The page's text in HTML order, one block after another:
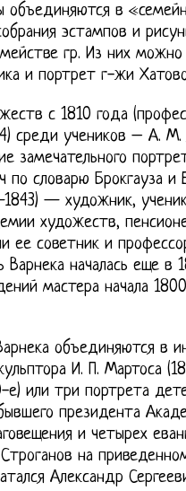
объединяются в
эстампов и
гр. Из них можно
и портрет г-жи
с 1810 года
среди учеников – А. М.
замечательного
по словарю Брокгауза и
— художник,
художеств,
ее советник и
Варнека началась еще в
мастера начала
объединяются в
И. П. Мартоса
е) или три портрета
президента
и четырех
на
Александр